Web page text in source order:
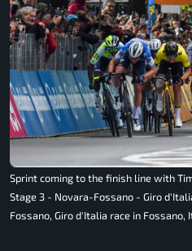
Sprint coming to the finish line with
Stage 3 - Novara-Fossano - Giro
Fossano, Giro d'Italia race in